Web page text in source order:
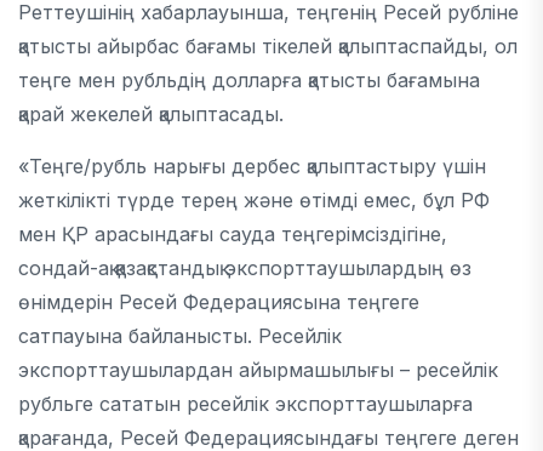
Реттеушінің хабарлауынша, теңгенің Ресей рубліне
қатысты айырбас бағамы тікелей қалыптаспайды, ол
теңге мен рубльдің долларға қатысты бағамына
қарай жекелей қалыптасады.
«Теңге/рубль нарығы дербес қалыптастыру үшін
жеткілікті түрде терең және өтімді емес, бұл РФ
мен ҚР арасындағы сауда теңгерімсіздігіне,
сондай-ақ қазақстандық экспорттаушылардың өз
өнімдерін Ресей Федерациясына теңгеге
сатпауына байланысты. Ресейлік
экспорттаушылардан айырмашылығы – ресейлік
рубльге сататын ресейлік экспорттаушыларға
қарағанда, Ресей Федерациясындағы теңгеге деген